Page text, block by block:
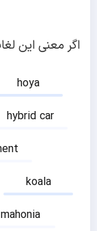
اگر معنی این
hoya
hybrid car
koala
mahonia